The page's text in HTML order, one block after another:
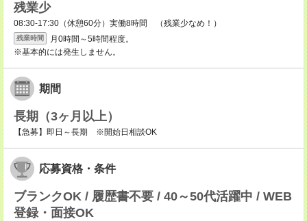
残業少
08:30-17:30（休憩60分）実働8時間 （残業少なめ！）
残業時間
月0時間～5時間程度。
※基本的には発生しません。
期間
長期（3ヶ月以上）
【急募】即日～長期 ※開始日相談OK
応募資格・条件
ブランクOK / 履歴書不要 / 40～50代活躍中 / WEB
登録・面接OK